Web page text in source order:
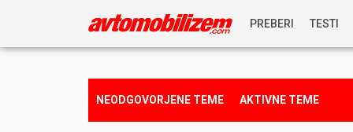
PREBERI TESTI
NEODGOVORJENE TEME AKTIVNE TEME